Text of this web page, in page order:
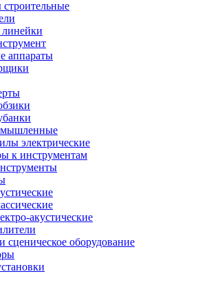
линейки
аппараты
электрические
к инструментам
акустические
сценическое оборудование